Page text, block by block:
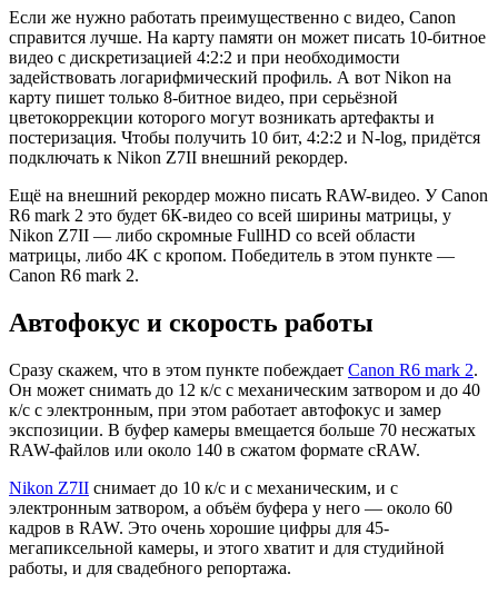
Если же нужно работать преимущественно с видео, Canon
справится лучше. На карту памяти он может писать 10-битное
видео с дискретизацией 4:2:2 и при необходимости
задействовать логарифмический профиль. А вот Nikon на
карту пишет только 8-битное видео, при серьёзной
цветокоррекции которого могут возникать артефакты и
постеризация. Чтобы получить 10 бит, 4:2:2 и N-log, придётся
подключать к Nikon Z7II внешний рекордер.
Ещё на внешний рекордер можно писать RAW-видео. У Canon
R6 mark 2 это будет 6К-видео со всей ширины матрицы, у
Nikon Z7II — либо скромные FullHD со всей области
матрицы, либо 4K с кропом. Победитель в этом пункте —
Canon R6 mark 2.
Автофокус и скорость работы
Сразу скажем, что в этом пункте побеждает Canon R6 mark 2.
Он может снимать до 12 к/с с механическим затвором и до 40
к/с с электронным, при этом работает автофокус и замер
экспозиции. В буфер камеры вмещается больше 70 несжатых
RAW-файлов или около 140 в сжатом формате cRAW.
Nikon Z7II снимает до 10 к/с и с механическим, и с
электронным затвором, а объём буфера у него — около 60
кадров в RAW. Это очень хорошие цифры для 45-
мегапиксельной камеры, и этого хватит и для студийной
работы, и для свадебного репортажа.